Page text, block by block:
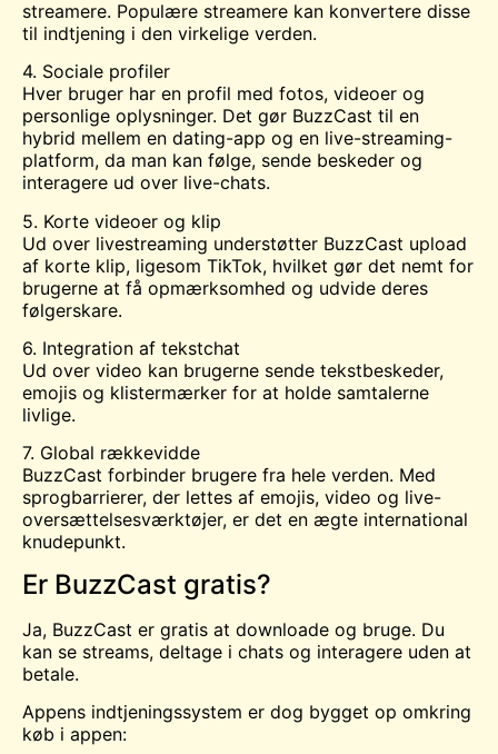
streamere. Populære streamere kan konvertere disse
til indtjening i den virkelige verden.
4. Sociale profiler
Hver bruger har en profil med fotos, videoer og
personlige oplysninger. Det gør BuzzCast til en
hybrid mellem en dating-app og en live-streaming-
platform, da man kan følge, sende beskeder og
interagere ud over live-chats.
5. Korte videoer og klip
Ud over livestreaming understøtter BuzzCast upload
af korte klip, ligesom TikTok, hvilket gør det nemt for
brugerne at få opmærksomhed og udvide deres
følgerskare.
6. Integration af tekstchat
Ud over video kan brugerne sende tekstbeskeder,
emojis og klistermærker for at holde samtalerne
livlige.
7. Global rækkevidde
BuzzCast forbinder brugere fra hele verden. Med
sprogbarrierer, der lettes af emojis, video og live-
oversættelsesværktøjer, er det en ægte international
knudepunkt.
Er BuzzCast gratis?
Ja, BuzzCast er gratis at downloade og bruge. Du
kan se streams, deltage i chats og interagere uden at
betale.
Appens indtjeningssystem er dog bygget op omkring
køb i appen: